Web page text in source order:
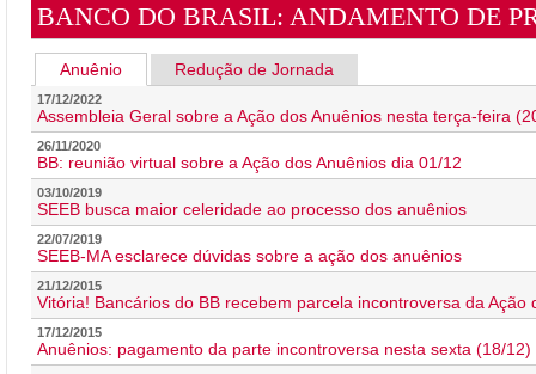
BANCO DO BRASIL: ANDAMENTO DE
Anuênio Redução de Jornada
17/12/2022
Assembleia Geral sobre a Ação dos Anuênios nesta terça-feira
26/11/2020
BB: reunião virtual sobre a Ação dos Anuênios dia 01/12
03/10/2019
SEEB busca maior celeridade ao processo dos anuênios
22/07/2019
SEEB-MA esclarece dúvidas sobre a ação dos anuênios
21/12/2015
Vitória! Bancários do BB recebem parcela incontroversa da Ação
17/12/2015
Anuênios: pagamento da parte incontroversa nesta sexta (18/12)